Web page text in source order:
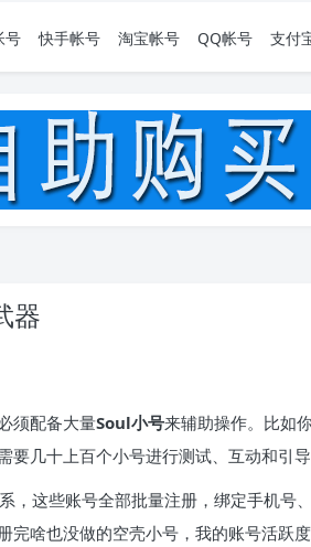
号 快手帐号 淘宝帐号 QQ帐号 支付
器
须配备大量Soul小号来辅助操作。比如
几十上百个小号进行测试、互动和引导
，这些账号全部批量注册，绑定手机号
完啥也没做的空壳小号，我的账号活跃